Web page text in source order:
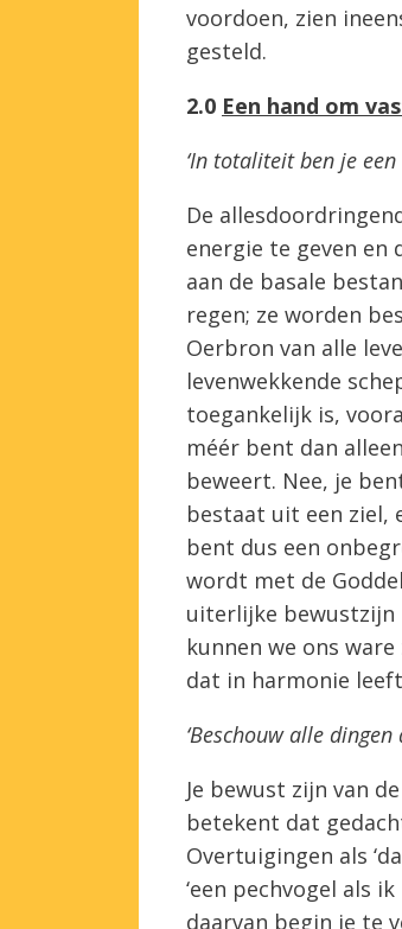
voordoen, zien
gesteld.
2.0 Een hand om
‘In totaliteit ben je een
De
energie te geven en
aan de basale
regen; ze worden
Oerbron van alle
levenwekkende
toegankelijk is,
méér bent dan
beweert. Nee, je
bestaat uit een ziel,
bent dus een
wordt met de
uiterlijke bewustzijn
kunnen we ons
dat in harmonie
‘Beschouw alle
Je bewust zijn van
betekent dat
Overtuigingen als
‘een pechvogel als
daarvan begin je te